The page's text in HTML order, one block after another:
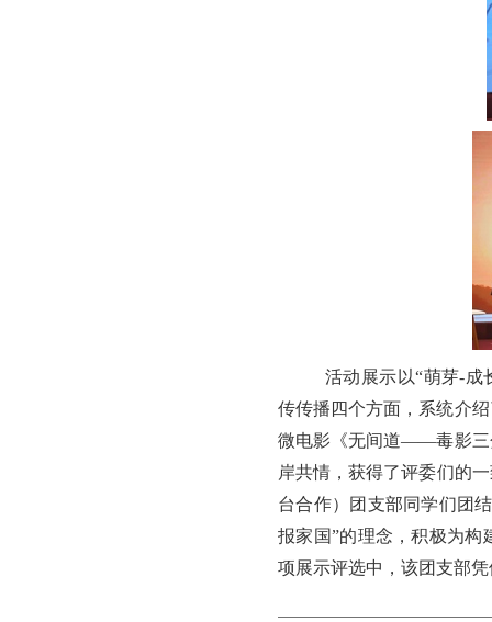
活动展示以“萌芽-成
传传播四个方面，系统介
微电影《无间道——毒影三
岸共情，获得了评委们的
台合作）团支部同学们团
报家国”的理念，积极为构
项展示评选中，该团支部